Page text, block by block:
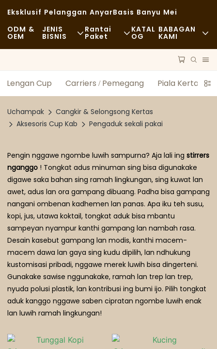
Eksklusif Pelanggan AnyarBasis Banyu Mei
ODM &
OEM
JENIS
BISNIS
Kasual
Kafe Lan Kedai Kopi
Truk Panganan
Toko Roti
Sendok Sing Lemu
Restoran Memedi
Rantai
Paket
Transportasi
Teknologi
KATAL
OG
BABAGAN
KAMI
Kelestarian
FAQS
Lengan Cup Carriers / Pemegang Piala Kertas
Uchampak
Cangkir & Selongsong Kertas
Aksesoris Cup Kab
Pengaduk sekali pakai
Pengin nggawe ngombe luwih sampurna? Aja lali ing stirrers
nganggo ! Tongkat adus minuman sing bisa digunakake
digawe saka bahan sing ramah lingkungan, sing kuwat lan
awet, adus lan ora gampang dibuang. Padha bisa gampang
nangani ombenan kadhemen lan panas. Apa iku teh susu,
kopi, jus, utawa koktail, tongkat aduk bisa mbantu
sampeyan nyampur kanthi gampang lan nambah rasa.
Desain kasebut gampang lan modis, kanthi macem-
macem dawa lan gaya sing kudu dipilih, lan ndhukung
kustomisasi pribadi, nggawe merek luwih bisa dingerteni.
Gunakake sawise nggunakake, ramah lan trep lan trep,
nyuda polusi plastik, lan kontribusi ing bumi ijo. Pilih tongkat
aduk kanggo nggawe saben cipratan ngombe luwih enak
lan luwih ramah lingkungan!